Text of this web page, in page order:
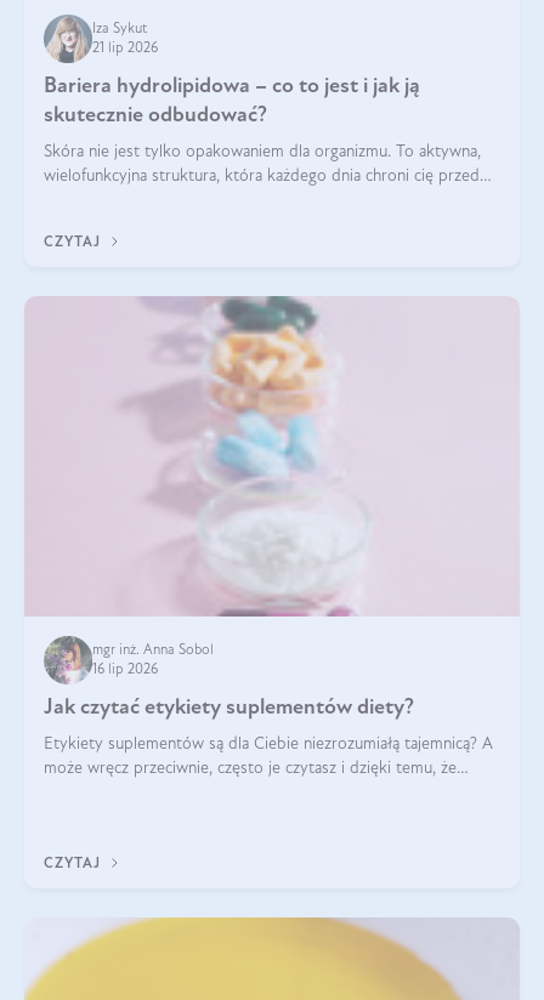
Iza Sykut
21 lip 2026
Bariera hydrolipidowa – co to jest i jak ją
skutecznie odbudować?
Skóra nie jest tylko opakowaniem dla organizmu. To aktywna,
wielofunkcyjna struktura, która każdego dnia chroni cię przed
bariera hydrolipidowa.
CZYTAJ
mgr inż. Anna Sobol
16 lip 2026
Jak czytać etykiety suplementów diety?
Etykiety suplementów są dla Ciebie niezrozumiałą tajemnicą? A
może wręcz przeciwnie, często je czytasz i dzięki temu, że
CZYTAJ